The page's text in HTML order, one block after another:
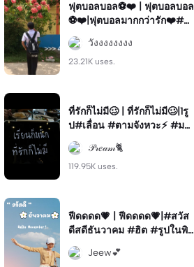
ฟุตบอลบอล⚽️❤️ | ฟุตบอลบอล
⚽️❤️|ฟุตบอลมากกว่ารัก❤️#ฟุ
ตบอล #ฟีด #ใชกันเยอะๆน่ะ
ค้าบ
วังงงงงงงง
23.21K uses.
ที่รักก็ไม่มี🥴 | ที่รักก็ไม่มี🥴|1รู
ป#เลื่อน #ตามจังหวะ⚡ #มา
ใช้เยอะๆน้าา #ฮิตๆในtiktok
𝒫𝓇𝑒𝒶𝓂🐈
119.95K uses.
ฟีดดดด💗 | ฟีดดดด💗|#สวัส
ดีสดีธันวาคม #ฮิต #รูปในพิ
น
Jeew💕